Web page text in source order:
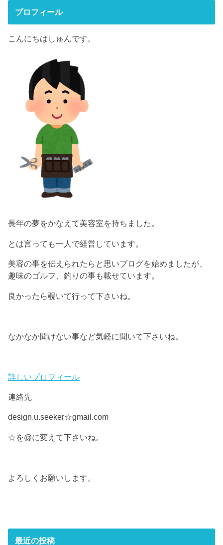
プロフィール
こんにちはしゅんです。
長年の夢をかなえて美容室を持ちました。
とは言っても一人で経営しています。
美容の事を伝えられたらと思いブログを始めましたが、
趣味のゴルフ、釣りの事も載せています。
良かったら覗いて行って下さいね。
なかなか聞けない事など気軽に聞いて下さいね。
詳しいプロフィール
連絡先
design.u.seeker☆gmail.com
☆を@に変えて下さいね。
よろしくお願いします。
最近の投稿